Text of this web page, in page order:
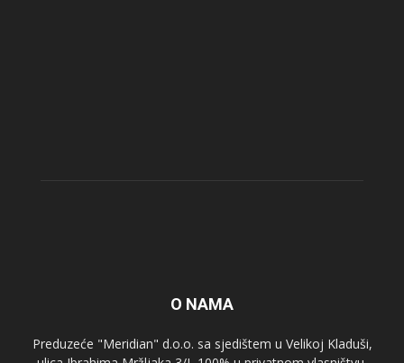
O NAMA
Preduzeće "Meridian" d.o.o. sa sjedištem u Velikoj Kladuši,